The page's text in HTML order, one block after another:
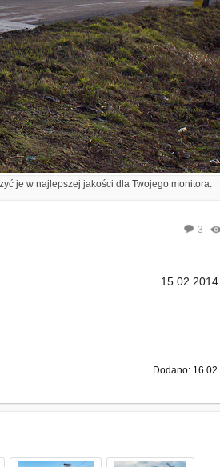
je w najlepszej jakości dla Twojego monitora.
3
Dodano: